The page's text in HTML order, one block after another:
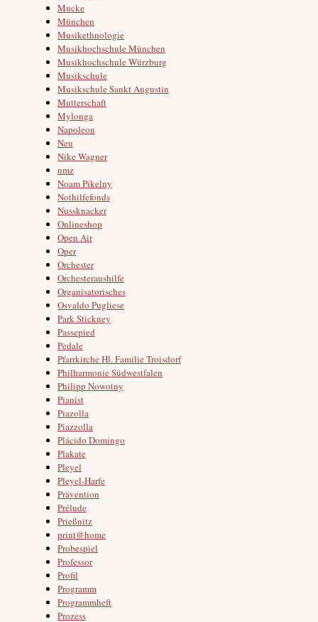
Mucke
München
Musikethnologie
Musikhochschule München
Musikhochschule Würzburg
Musikschule
Musikschule Sankt Augustin
Mutterschaft
Mylonga
Napoleon
Neu
Nike Wagner
nmz
Noam Pikelny
Nothilfefonds
Nussknacker
Onlineshop
Open Air
Oper
Orchester
Orchesteraushilfe
Organisatorisches
Osvaldo Pugliese
Park Stickney
Passepied
Pedale
Pfarrkirche Hl. Familie Troisdorf
Philharmonie Südwestfalen
Philipp Nowotny
Pianist
Piazolla
Piazzolla
Plácido Domingo
Plakate
Pleyel
Pleyel-Harfe
Prävention
Prélude
Prießnitz
print@home
Probespiel
Professor
Profil
Programm
Programmheft
Prozess